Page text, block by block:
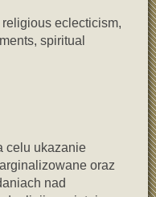
eclecticism,
spiritual
celu ukazanie
oraz
nad